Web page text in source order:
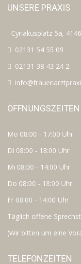
UNSERE PRAXIS
Cyriakusplatz 5a,
02131 54 55 09
02131 38 43 24 2
ÖFFNUNGSZEITEN
Mo 08:00 - 17:00 Uhr
Di 08:00 - 18:00 Uhr
Mi 08:00 - 14:00 Uhr
Do 08:00 - 18:00 Uhr
Fr 08:00 - 14:00 Uhr
Täglich offene
(Wir bitten um eine
TELEFONZEITEN